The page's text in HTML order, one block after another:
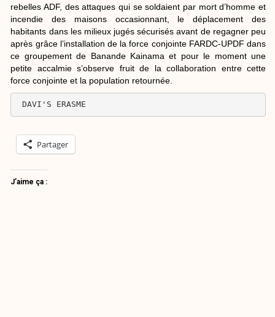
rebelles ADF, des attaques qui se soldaient par mort d’homme et
incendie des maisons occasionnant, le déplacement des
habitants dans les milieux jugés sécurisés avant de regagner peu
après grâce l’installation de la force conjointe FARDC-UPDF dans
ce groupement de Banande Kainama et pour le moment une
petite accalmie s’observe fruit de la collaboration entre cette
force conjointe et la population retournée.
DAVI'S ERASME
Partager
J’aime ça :